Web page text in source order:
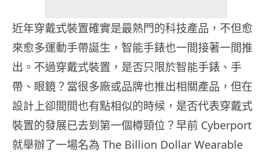
近年穿戴式裝置確實是最熱門的科技產品，不但愈
來愈多運動手帶誕生，智能手錶也一間接著一間推
出。不過穿戴式裝置，是否只限於智能手錶、手
帶、眼鏡？當很多廠或品牌也推出相關產品，但在
設計上卻間間也有點相似的時候，是否代表穿戴式
裝置的發展已去到第一個樽頸位？早前 Cyberport
就舉辦了一場名為 The Billion Dollar Wearable